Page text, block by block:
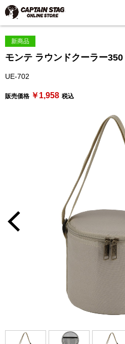
新商品
モンテ ラウンドクーラー350
UE-702
販売価格 ￥1,958 税込